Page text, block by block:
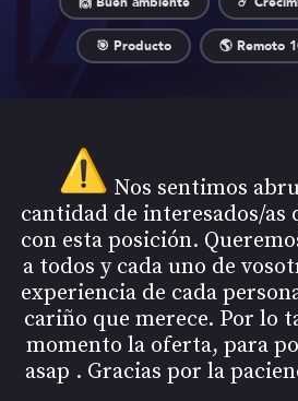
🎯 Producto 🌎 Remoto
Nos sentimos
cantidad de interesados/as
con esta posición.
a todos y cada uno de
experiencia de cada
cariño que merece. Por lo
momento la oferta, para
asap . Gracias por la